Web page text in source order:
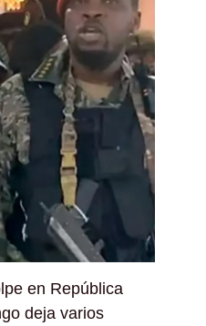
en República
deja varios